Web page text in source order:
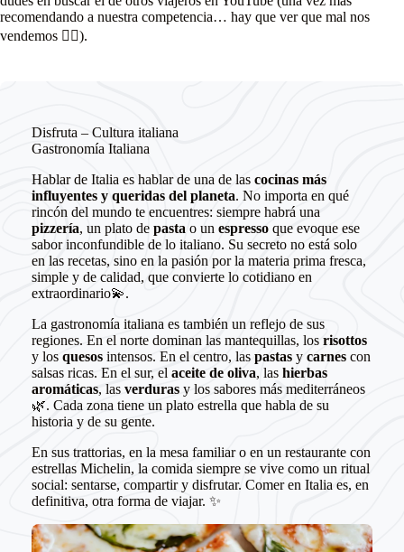
recomendando a nuestra competencia… hay que ver que mal nos
vendemos 🤦‍♂️).
Disfruta – Cultura italiana
Gastronomía Italiana
Hablar de Italia es hablar de una de las cocinas más
influyentes y queridas del planeta. No importa en qué
rincón del mundo te encuentres: siempre habrá una
pizzería, un plato de pasta o un espresso que evoque ese
sabor inconfundible de lo italiano. Su secreto no está solo
en las recetas, sino en la pasión por la materia prima fresca,
simple y de calidad, que convierte lo cotidiano en
extraordinario💫.
La gastronomía italiana es también un reflejo de sus
regiones. En el norte dominan las mantequillas, los risottos
y los quesos intensos. En el centro, las pastas y carnes con
salsas ricas. En el sur, el aceite de oliva, las hierbas
aromáticas, las verduras y los sabores más mediterráneos
🌿. Cada zona tiene un plato estrella que habla de su
historia y de su gente.
En sus trattorias, en la mesa familiar o en un restaurante con
estrellas Michelin, la comida siempre se vive como un ritual
social: sentarse, compartir y disfrutar. Comer en Italia es, en
definitiva, otra forma de viajar. ✨